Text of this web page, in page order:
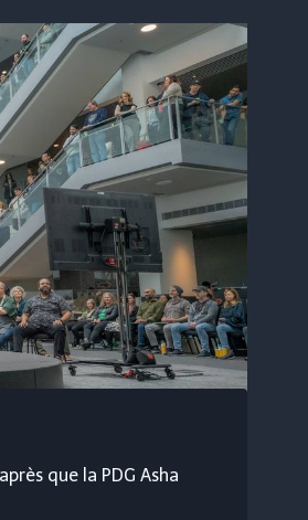
que la PDG Asha